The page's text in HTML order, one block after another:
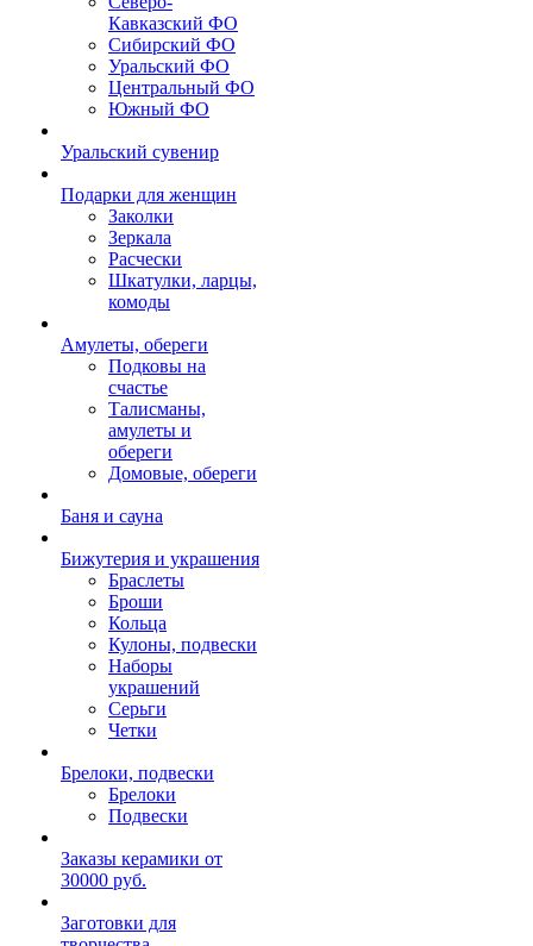
Кавказский ФО
Сибирский ФО
Уральский ФО
Центральный ФО
Южный ФО
Уральский сувенир
Подарки для женщин
Заколки
Зеркала
Расчески
Шкатулки, ларцы,
комоды
Амулеты, обереги
Подковы на
счастье
Талисманы,
амулеты и
обереги
Домовые, обереги
Баня и сауна
Бижутерия и украшения
Браслеты
Броши
Кольца
Кулоны, подвески
Наборы
украшений
Серьги
Четки
Брелоки, подвески
Брелоки
Подвески
Заказы керамики от
30000 руб.
Заготовки для